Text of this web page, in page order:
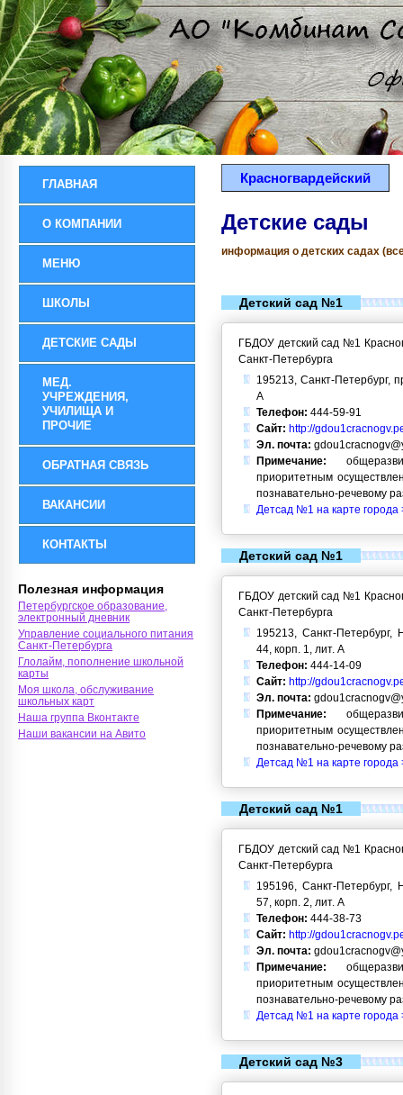
ГЛАВНАЯ
О КОМПАНИИ
МЕНЮ
ШКОЛЫ
ДЕТСКИЕ САДЫ
МЕД.
УЧРЕЖДЕНИЯ,
УЧИЛИЩА И
ПРОЧИЕ
ОБРАТНАЯ СВЯЗЬ
ВАКАНСИИ
КОНТАКТЫ
Полезная информация
Петербургское образование,
электронный дневник
Управление социального питания
Санкт-Петербурга
Глолайм, пополнение школьной
карты
Моя школа, обслуживание
школьных карт
Наша группа Вконтакте
Наши вакансии на Авито
Красногвардейский
Детские сады
информация о детских садах
Детский сад №1
ГБДОУ детский сад №1
Санкт-Петербурга
195213, Санкт-Петербург,
А
Телефон: 444-59-91
Сайт: http://
Эл. почта:
Примечание:
приоритетным
познавательно-речевому
Детсад №1 на карте города
Детский сад №1
ГБДОУ детский сад №1
Санкт-Петербурга
195213, Санкт-Петербург,
44, корп. 1, лит. А
Телефон: 444-14-09
Сайт: http://
Эл. почта:
Примечание:
приоритетным
познавательно-речевому
Детсад №1 на карте города
Детский сад №1
ГБДОУ детский сад №1
Санкт-Петербурга
195196, Санкт-Петербург,
57, корп. 2, лит. А
Телефон: 444-38-73
Сайт: http://
Эл. почта:
Примечание:
приоритетным
познавательно-речевому
Детсад №1 на карте города
Детский сад №3